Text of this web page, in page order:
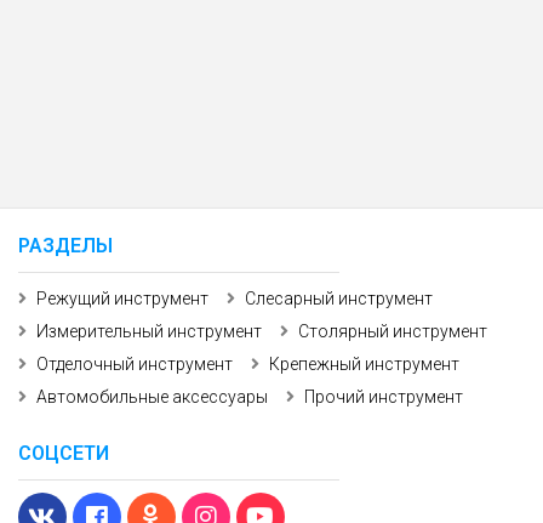
РАЗДЕЛЫ
Режущий инструмент
Слесарный инструмент
Измерительный инструмент
Столярный инструмент
Отделочный инструмент
Крепежный инструмент
Автомобильные аксессуары
Прочий инструмент
СОЦСЕТИ